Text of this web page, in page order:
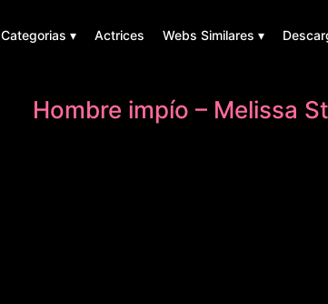
Categorias ▾ Actrices Webs Similares ▾
Hombre impío – Melissa